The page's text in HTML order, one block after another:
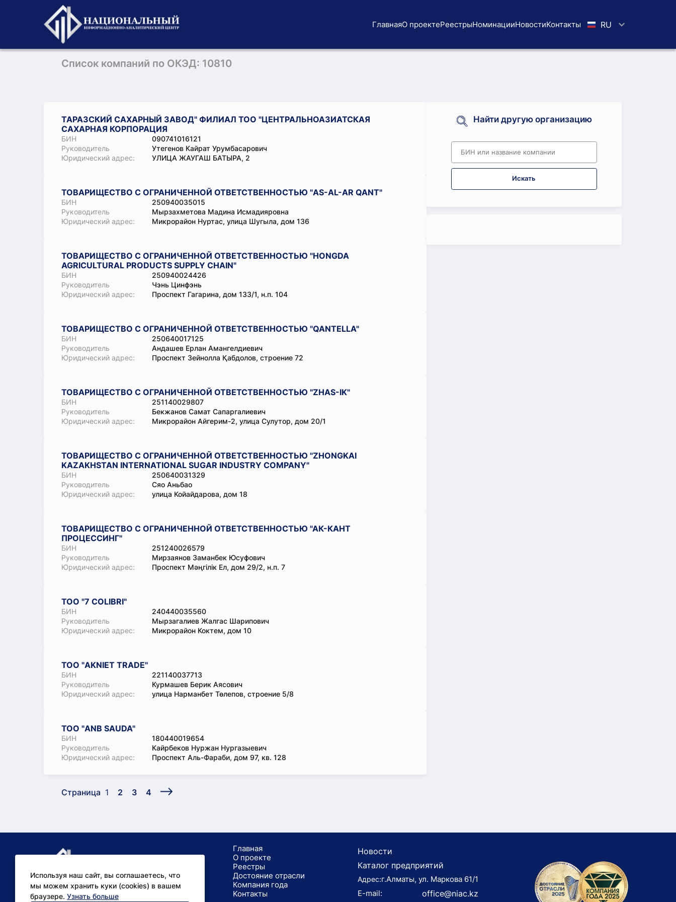
ГлавнаяО проектеРеестрыНоминацииНовостиKoнтaкты RU
Список компаний по ОКЭД: 10810
ТАРАЗСКИЙ САХАРНЫЙ ЗАВОД" ФИЛИАЛ ТОО "ЦЕНТРАЛЬНОАЗИАТСКАЯ
САХАРНАЯ КОРПОРАЦИЯ
БИН
090741016121
Руководитель
Утегенов Кайрат Урумбасарович
Юридический адрес:
УЛИЦА ЖАУГАШ БАТЫРА, 2
ТОВАРИЩЕСТВО С ОГРАНИЧЕННОЙ ОТВЕТСТВЕННОСТЬЮ "AS-AL-AR QANT"
БИН
250940035015
Руководитель
Мырзахметова Мадина Исмадияровна
Юридический адрес:
Микрорайон Нуртас, улица Шугыла, дом 136
ТОВАРИЩЕСТВО С ОГРАНИЧЕННОЙ ОТВЕТСТВЕННОСТЬЮ "HONGDA
AGRICULTURAL PRODUCTS SUPPLY CHAIN"
БИН
250940024426
Руководитель
Чэнь Цинфэнь
Юридический адрес:
Проспект Гагарина, дом 133/1, н.п. 104
ТОВАРИЩЕСТВО С ОГРАНИЧЕННОЙ ОТВЕТСТВЕННОСТЬЮ "QANTELLA"
БИН
250640017125
Руководитель
Андашев Ерлан Амангелдиевич
Юридический адрес:
Проспект Зейнолла Қабдолов, строение 72
ТОВАРИЩЕСТВО С ОГРАНИЧЕННОЙ ОТВЕТСТВЕННОСТЬЮ "ZHAS-IK"
БИН
251140029807
Руководитель
Бекжанов Самат Сапаргалиевич
Юридический адрес:
Микрорайон Айгерим-2, улица Сулутор, дом 20/1
ТОВАРИЩЕСТВО С ОГРАНИЧЕННОЙ ОТВЕТСТВЕННОСТЬЮ "ZHONGKAI
KAZAKHSTAN INTERNATIONAL SUGAR INDUSTRY COMPANY"
БИН
250640031329
Руководитель
Сяо Аньбао
Юридический адрес:
улица Койайдарова, дом 18
ТОВАРИЩЕСТВО С ОГРАНИЧЕННОЙ ОТВЕТСТВЕННОСТЬЮ "АК-КАНТ
ПРОЦЕССИНГ"
БИН
251240026579
Руководитель
Мирзаянов Заманбек Юсуфович
Юридический адрес:
Проспект Мәңгілік Ел, дом 29/2, н.п. 7
ТОО "7 COLIBRI"
БИН
240440035560
Руководитель
Мырзагалиев Жалгас Шарипович
Юридический адрес:
Микрорайон Коктем, дом 10
ТОО "AKNIET TRADE"
БИН
221140037713
Руководитель
Курмашев Берик Аясович
Юридический адрес:
улица Нарманбет Төлепов, строение 5/8
ТОО "ANB SAUDA"
БИН
180440019654
Руководитель
Кайрбеков Нуржан Нургазыевич
Юридический адрес:
Проспект Аль-Фараби, дом 97, кв. 128
Страница 1 2 3 4
Найти другую организацию
Искать
Используя наш сайт, вы соглашаетесь, что
мы можем хранить куки (cookies) в вашем
браузере. Узнать больше
Главная
О проекте
Реестры
Достояние отрасли
Компания года
Koнтaкты
Новости
Каталог предприятий
Адрес:г.Алматы, ул. Маркова 61/1
E-mail:
office@niac.kz